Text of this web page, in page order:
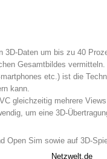
Daten um bis zu 40
Gesamtbildes vermitteln.
etc.) ist die
kann.
gleichzeitig mehrere
um eine 3D-
Open Sim sowie auf 3D-
Netzwelt.de